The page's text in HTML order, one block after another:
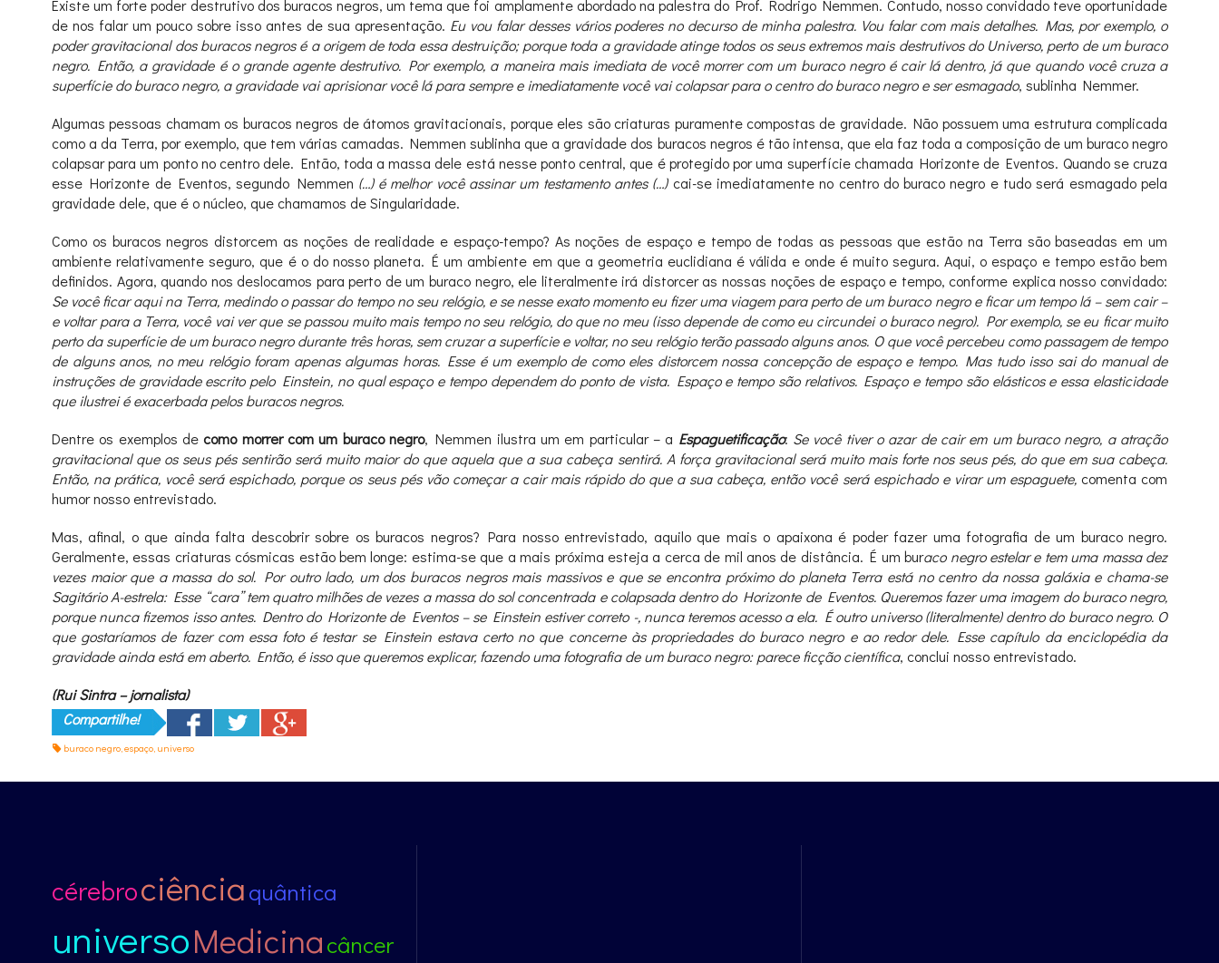
Existe um forte poder destrutivo dos buracos negros, um tema que foi amplamente abordado na palestra do Prof. Rodrigo Nemmen. Contudo, nosso convidado teve oportunidade
de nos falar um pouco sobre isso antes de sua apresentação. Eu vou falar desses vários poderes no decurso de minha palestra. Vou falar com mais detalhes. Mas, por exemplo, o
poder gravitacional dos buracos negros é a origem de toda essa destruição; porque toda a gravidade atinge todos os seus extremos mais destrutivos do Universo, perto de um buraco
negro. Então, a gravidade é o grande agente destrutivo. Por exemplo, a maneira mais imediata de você morrer com um buraco negro é cair lá dentro, já que quando você cruza a
superfície do buraco negro, a gravidade vai aprisionar você lá para sempre e imediatamente você vai colapsar para o centro do buraco negro e ser esmagado, sublinha Nemmer.
Algumas pessoas chamam os buracos negros de átomos gravitacionais, porque eles são criaturas puramente compostas de gravidade. Não possuem uma estrutura complicada
como a da Terra, por exemplo, que tem várias camadas. Nemmen sublinha que a gravidade dos buracos negros é tão intensa, que ela faz toda a composição de um buraco negro
colapsar para um ponto no centro dele. Então, toda a massa dele está nesse ponto central, que é protegido por uma superfície chamada Horizonte de Eventos. Quando se cruza
esse Horizonte de Eventos, segundo Nemmen (…) é melhor você assinar um testamento antes (…)cai-se imediatamente no centro do buraco negro e tudo será esmagado pela
gravidade dele, que é o núcleo, que chamamos de Singularidade.
Como os buracos negros distorcem as noções de realidade e espaço-tempo? As noções de espaço e tempo de todas as pessoas que estão na Terra são baseadas em um
ambiente relativamente seguro, que é o do nosso planeta. É um ambiente em que a geometria euclidiana é válida e onde é muito segura. Aqui, o espaço e tempo estão bem
definidos. Agora, quando nos deslocamos para perto de um buraco negro, ele literalmente irá distorcer as nossas noções de espaço e tempo, conforme explica nosso convidado:
Se você ficar aqui na Terra, medindo o passar do tempo no seu relógio, e se nesse exato momento eu fizer uma viagem para perto de um buraco negro e ficar um tempo lá – sem cair –
e voltar para a Terra, você vai ver que se passou muito mais tempo no seu relógio, do que no meu (isso depende de como eu circundei o buraco negro). Por exemplo, se eu ficar muito
perto da superfície de um buraco negro durante três horas, sem cruzar a superfície e voltar, no seu relógio terão passado alguns anos. O que você percebeu como passagem de tempo
de alguns anos, no meu relógio foram apenas algumas horas. Esse é um exemplo de como eles distorcem nossa concepção de espaço e tempo. Mas tudo isso sai do manual de
instruções de gravidade escrito pelo Einstein, no qual espaço e tempo dependem do ponto de vista. Espaço e tempo são relativos. Espaço e tempo são elásticos e essa elasticidade
que ilustrei é exacerbada pelos buracos negros.
Dentre os exemplos de como morrer com um buraco negro, Nemmen ilustra um em particular – a Espaguetificação: Se você tiver o azar de cair em um buraco negro, a atração
gravitacional que os seus pés sentirão será muito maior do que aquela que a sua cabeça sentirá. A força gravitacional será muito mais forte nos seus pés, do que em sua cabeça.
Então, na prática, você será espichado, porque os seus pés vão começar a cair mais rápido do que a sua cabeça, então você será espichado e virar um espaguete,comenta com
humor nosso entrevistado.
Mas, afinal, o que ainda falta descobrir sobre os buracos negros? Para nosso entrevistado, aquilo que mais o apaixona é poder fazer uma fotografia de um buraco negro.
Geralmente, essas criaturas cósmicas estão bem longe: estima-se que a mais próxima esteja a cerca de mil anos de distância. É um buraco negro estelar e tem uma massa dez
vezes maior que a massa do sol. Por outro lado, um dos buracos negros mais massivos e que se encontra próximo do planeta Terra está no centro da nossa galáxia e chama-se
Sagitário A-estrela: Esse “cara” tem quatro milhões de vezes a massa do sol concentrada e colapsada dentro do Horizonte de Eventos. Queremos fazer uma imagem do buraco negro,
porque nunca fizemos isso antes. Dentro do Horizonte de Eventos – se Einstein estiver correto -, nunca teremos acesso a ela. É outro universo (literalmente) dentro do buraco negro. O
que gostaríamos de fazer com essa foto é testar se Einstein estava certo no que concerne às propriedades do buraco negro e ao redor dele. Esse capítulo da enciclopédia da
gravidade ainda está em aberto. Então, é isso que queremos explicar, fazendo uma fotografia de um buraco negro: parece ficção científica, conclui nosso entrevistado.
(Rui Sintra – jornalista)
Compartilhe!
buraco negro ,espaço universo
cérebrociênciaquântica
universoMedicinacâncer